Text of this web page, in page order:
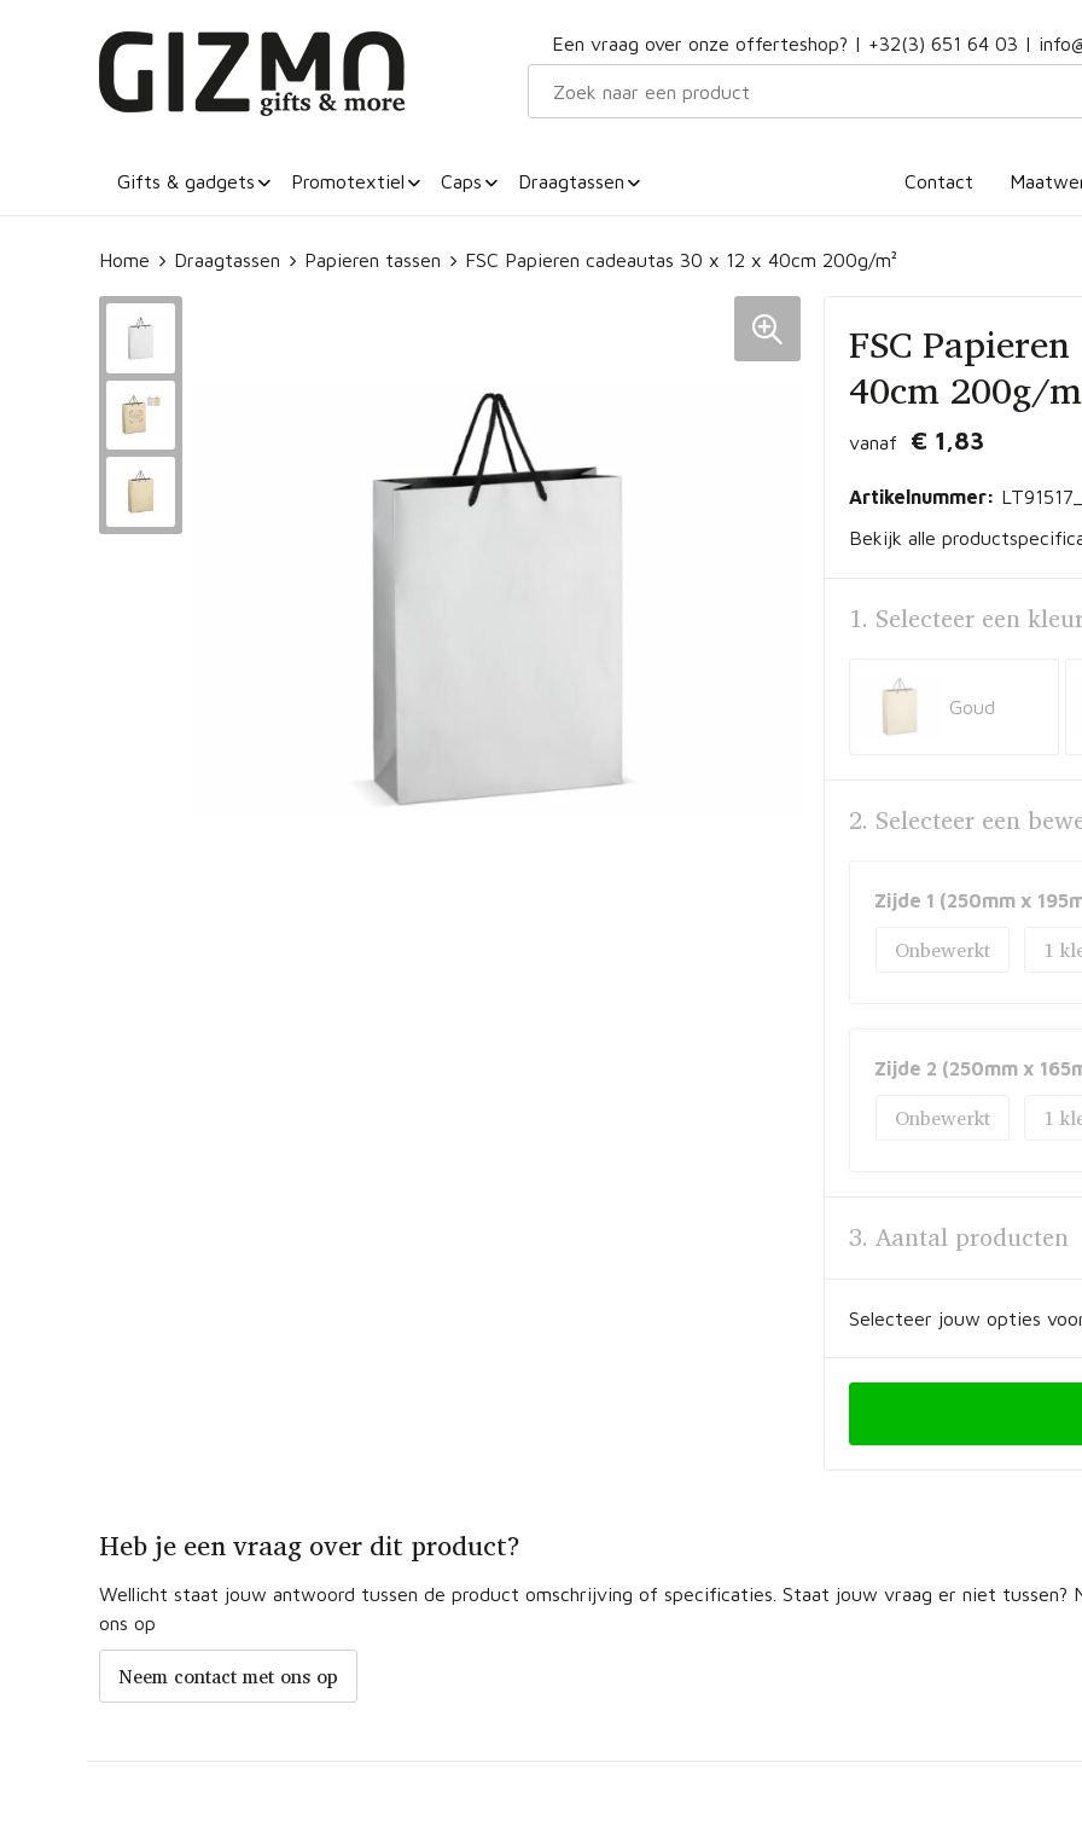
Een vraag over onze offerteshop? | +32(3) 651 64 03 |
Gifts & gadgets Promotextiel Caps Draagtassen Contact
Home Draagtassen Papieren tassen FSC Papieren cadeautas 30 x 12 x 40cm 200g/m²
FSC
40cm 200g/
vanaf € 1,83
Artikelnummer:
Bekijk alle
1. Selecteer een
Goud
2. Selecteer een
Zijde 1 (250mm x
Onbewerkt 1
Zijde 2 (250mm x
Onbewerkt 1
3. Aantal producten
Selecteer jouw opties
Heb je een vraag over dit product?
Wellicht staat jouw antwoord tussen de product omschrijving of specificaties. Staat jouw vraag er niet tussen?
ons op
Neem contact met ons op